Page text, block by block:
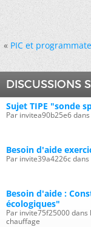
« PIC et
DISCUSSIONS
Sujet TIPE "sonde
Par invitea90b25e6
Besoin d'aide
Par invite39a4226c
Besoin d'aide :
écologiques"
Par invite75f25000
chauffage